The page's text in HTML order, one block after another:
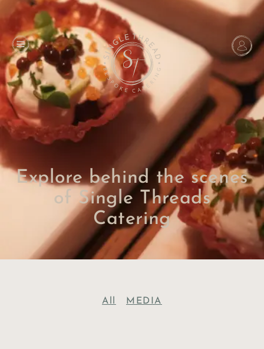
Explore behind the scenes
of Single Threads
Catering
All MEDIA